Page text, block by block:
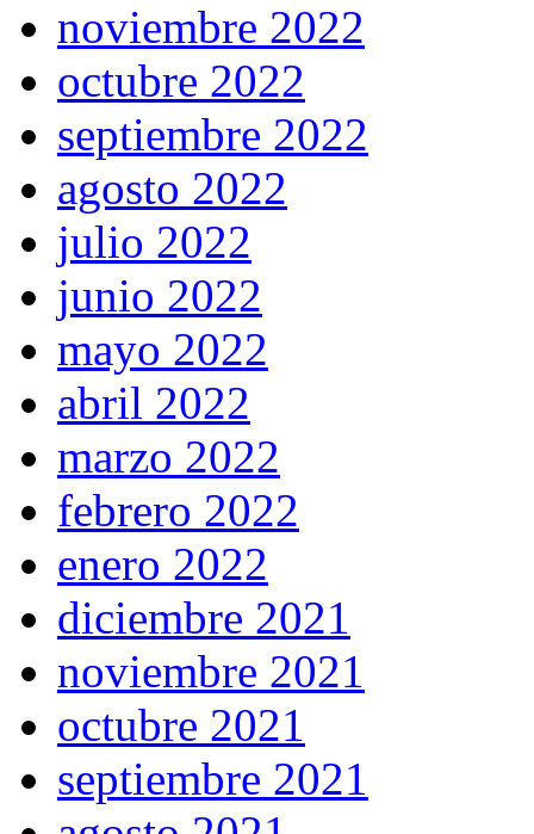
noviembre 2022
octubre 2022
septiembre 2022
agosto 2022
julio 2022
junio 2022
mayo 2022
abril 2022
marzo 2022
febrero 2022
enero 2022
diciembre 2021
noviembre 2021
octubre 2021
septiembre 2021